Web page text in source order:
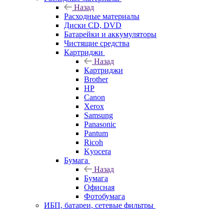
Назад
Расходные материалы
Диски CD, DVD
Батарейки и аккумуляторы
Чистящие средства
Картриджи
Назад
Картриджи
Brother
HP
Canon
Xerox
Samsung
Panasonic
Pantum
Ricoh
Kyocera
Бумага
Назад
Бумага
Офисная
Фотобумага
ИБП, батареи, сетевые фильтры